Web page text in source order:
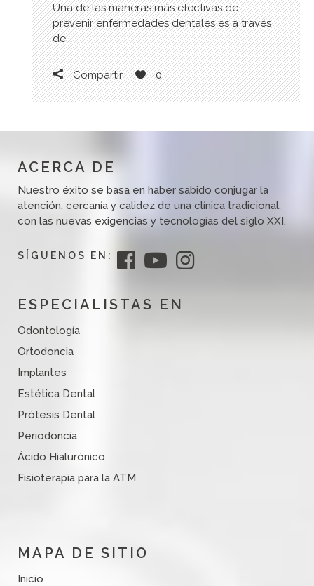
Una de las maneras más efectivas de
prevenir enfermedades dentales es a través
de...
Compartir 0
ACERCA DE
Nuestro éxito se basa en haber sabido conjugar la
atención, cercanía y calidez de una clínica tradicional,
con las nuevas exigencias y tecnologías del siglo XXI.
SÍGUENOS EN:
ESPECIALISTAS EN
Odontología
Ortodoncia
Implantes
Estética Dental
Prótesis Dental
Periodoncia
Ácido Hialurónico
Fisioterapia para la ATM
MAPA DE SITIO
Inicio